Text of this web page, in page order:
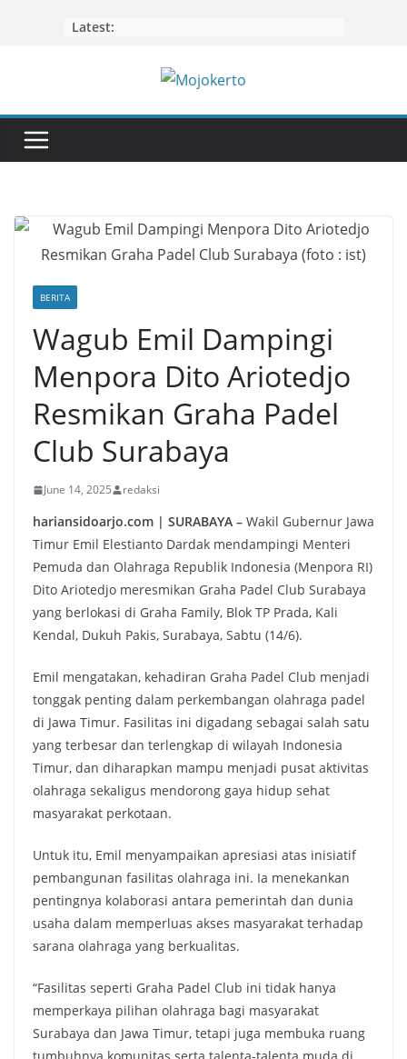
Latest:
BERITA
Wagub Emil Dampingi
Menpora Dito Ariotedjo
Resmikan Graha Padel
Club Surabaya
June 14, 2025 redaksi
hariansidoarjo.com | SURABAYA – Wakil Gubernur Jawa
Timur Emil Elestianto Dardak mendampingi Menteri
Pemuda dan Olahraga Republik Indonesia (Menpora RI)
Dito Ariotedjo meresmikan Graha Padel Club Surabaya
yang berlokasi di Graha Family, Blok TP Prada, Kali
Kendal, Dukuh Pakis, Surabaya, Sabtu (14/6).
Emil mengatakan, kehadiran Graha Padel Club menjadi
tonggak penting dalam perkembangan olahraga padel
di Jawa Timur. Fasilitas ini digadang sebagai salah satu
yang terbesar dan terlengkap di wilayah Indonesia
Timur, dan diharapkan mampu menjadi pusat aktivitas
olahraga sekaligus mendorong gaya hidup sehat
masyarakat perkotaan.
Untuk itu, Emil menyampaikan apresiasi atas inisiatif
pembangunan fasilitas olahraga ini. Ia menekankan
pentingnya kolaborasi antara pemerintah dan dunia
usaha dalam memperluas akses masyarakat terhadap
sarana olahraga yang berkualitas.
“Fasilitas seperti Graha Padel Club ini tidak hanya
memperkaya pilihan olahraga bagi masyarakat
Surabaya dan Jawa Timur, tetapi juga membuka ruang